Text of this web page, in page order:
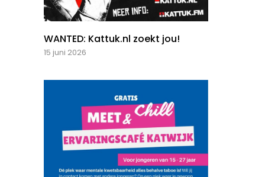
WANTED: Kattuk.nl zoekt jou!
15 juni 2026